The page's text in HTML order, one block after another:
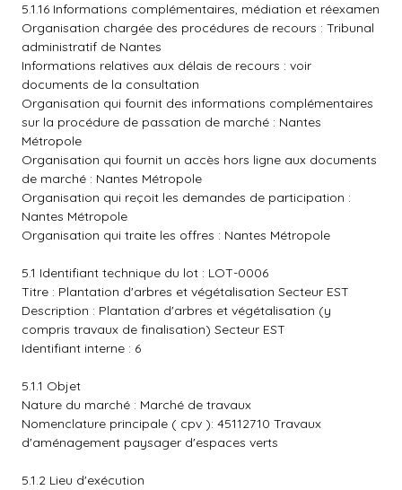
5.1.16 Informations complémentaires, médiation et réexamen
Organisation chargée des procédures de recours : Tribunal
administratif de Nantes
Informations relatives aux délais de recours : voir
documents de la consultation
Organisation qui fournit des informations complémentaires
sur la procédure de passation de marché : Nantes
Métropole
Organisation qui fournit un accès hors ligne aux documents
de marché : Nantes Métropole
Organisation qui reçoit les demandes de participation :
Nantes Métropole
Organisation qui traite les offres : Nantes Métropole
5.1 Identifiant technique du lot : LOT-0006
Titre : Plantation d'arbres et végétalisation Secteur EST
Description : Plantation d'arbres et végétalisation (y
compris travaux de finalisation) Secteur EST
Identifiant interne : 6
5.1.1 Objet
Nature du marché : Marché de travaux
Nomenclature principale ( cpv ): 45112710 Travaux
d'aménagement paysager d'espaces verts
5.1.2 Lieu d'exécution